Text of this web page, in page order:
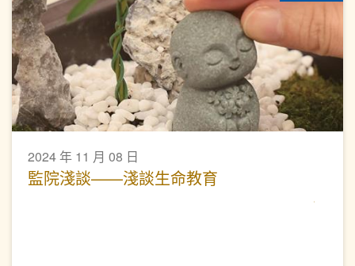
2024 年 11 月 08 日
監院淺談——淺談生命教育